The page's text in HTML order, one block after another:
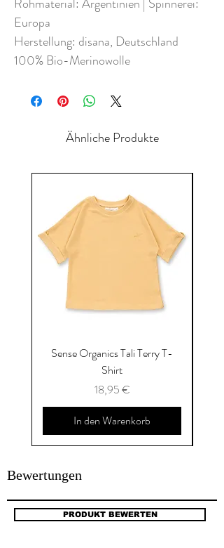
Europa
Herstellung: disana, Deutschland
100% Bio-Merinowolle
Ähnliche Produkte
Sense Organics Tali Terry T-
Shirt
Preis
18,95 €
In den Warenkorb
Bewertungen
PRODUKT BEWERTEN